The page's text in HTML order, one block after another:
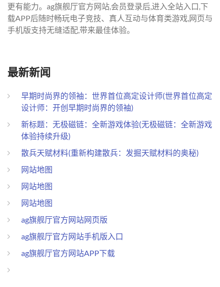
更有能力。ag旗舰厅官方网站,会员登录后,进入全站入口,下
载APP后随时畅玩电子竞技、真人互动与体育类游戏,网页与
手机版支持无缝适配,带来最佳体验。
最新新闻
早期时尚界的领袖：世界首位高定设计师(世界首位高定
设计师：开创早期时尚界的领袖)
新标题：无极磁链：全新游戏体验(无极磁链：全新游戏
体验持续升级)
散兵天赋材料(重新构建散兵：发掘天赋材料的奥秘)
网站地图
网站地图
网站地图
ag旗舰厅官方网站网页版
ag旗舰厅官方网站手机版入口
ag旗舰厅官方网站APP下载